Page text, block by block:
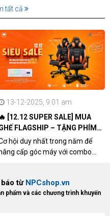
tất cả
13-12-2025, 9:01 am
🔥 [12.12 SUPER SALE] MUA
FLAGSHIP – TẶNG PHÍM
XỊN
hội duy nhất trong năm để
cấp góc máy với combo
ghế Gaming cao cấp nhất,
sẽ nhận ngay quà tặng trị giá
từ NPCshop.vn
phẩm và các chương trình khuyến